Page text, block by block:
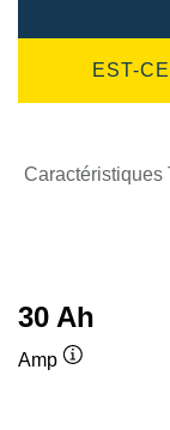
EST-
Caractéristiques
30 Ah
Amp